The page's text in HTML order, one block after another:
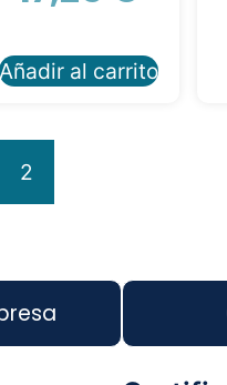
Añadir al carrito
2